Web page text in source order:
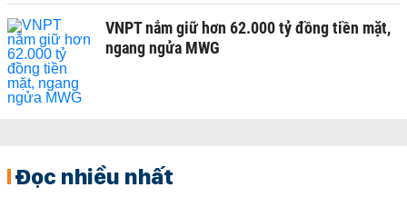
VNPT nắm giữ hơn 62.000 tỷ đồng tiền mặt,
ngang ngửa MWG
Đọc nhiều nhất